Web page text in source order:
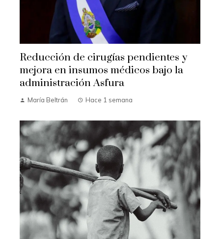
Reducción de cirugías pendientes y
mejora en insumos médicos bajo la
administración Asfura
María Beltrán Hace 1 semana